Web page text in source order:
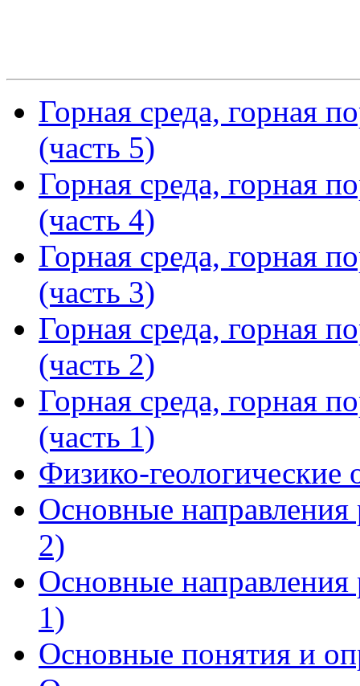
Горная среда, горная
(часть 5)
Горная среда, горная
(часть 4)
Горная среда, горная
(часть 3)
Горная среда, горная
(часть 2)
Горная среда, горная
(часть 1)
Физико-геологические
Основные направления
2)
Основные направления
1)
Основные понятия и